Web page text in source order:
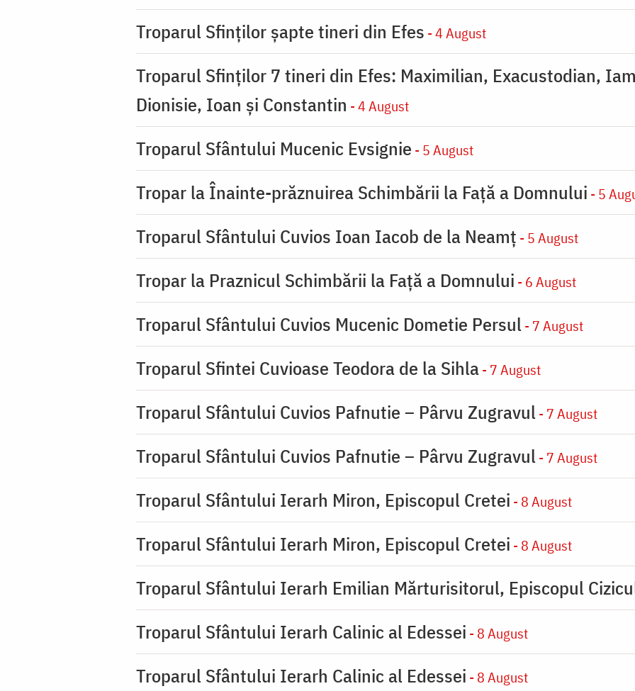
Troparul Sfinţilor şapte tineri din Efes - 4 August
Troparul Sfinţilor 7 tineri din Efes: Maximilian, Exacustodian,
Dionisie, Ioan şi Constantin - 4 August
Troparul Sfântului Mucenic Evsignie - 5 August
Tropar la Înainte-prăznuirea Schimbării la Faţă a Domnului - 5
Troparul Sfântului Cuvios Ioan Iacob de la Neamț - 5 August
Tropar la Praznicul Schimbării la Faţă a Domnului - 6 August
Troparul Sfântului Cuvios Mucenic Dometie Persul - 7 August
Troparul Sfintei Cuvioase Teodora de la Sihla- 7 August
Troparul Sfântului Cuvios Pafnutie – Pârvu Zugravul - 7 August
Troparul Sfântului Cuvios Pafnutie – Pârvu Zugravul - 7 August
Troparul Sfântului Ierarh Miron, Episcopul Cretei - 8 August
Troparul Sfântului Ierarh Miron, Episcopul Cretei - 8 August
Troparul Sfântului Ierarh Emilian Mărturisitorul, Episcopul
Troparul Sfântului Ierarh Calinic al Edessei - 8 August
Troparul Sfântului Ierarh Calinic al Edessei - 8 August